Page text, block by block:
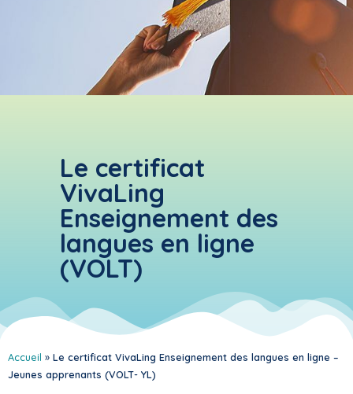
Le certificat
VivaLing
Enseignement des
langues en ligne
(VOLT)
Accueil » Le certificat VivaLing Enseignement des langues en ligne –
Jeunes apprenants (VOLT- YL)